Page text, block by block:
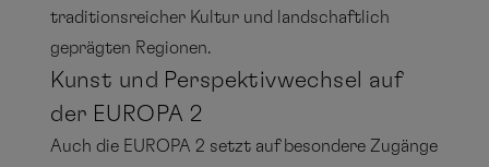
traditionsreicher Kultur und landschaftlich
geprägten Regionen.
Kunst und Perspektivwechsel auf
der EUROPA 2
Auch die EUROPA 2 setzt auf besondere Zugänge